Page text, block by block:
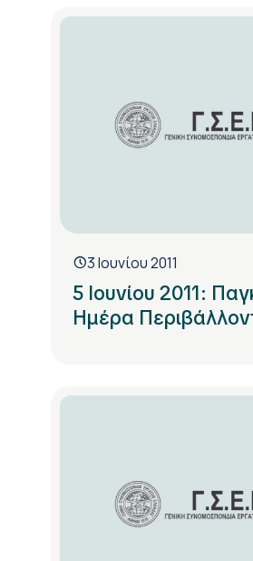
3 Ιουνίου 2011
5 Ιουνίου 2011:
Ημέρα